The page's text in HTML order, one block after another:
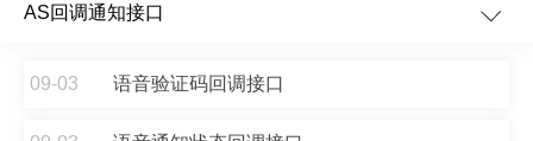
AS回调通知接口
09-03 语音验证码回调接口